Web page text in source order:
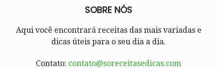
SOBRE NÓS
Aqui você encontrará receitas das mais variadas e
dicas úteis para o seu dia a dia.
Contato: contato@soreceitasedicas.com